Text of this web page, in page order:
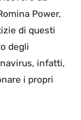
Power,
di questi
degli
infatti,
i propri